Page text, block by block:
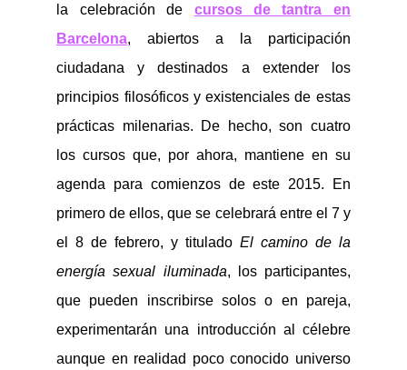
la celebración de cursos de tantra en
Barcelona, abiertos a la participación
ciudadana y destinados a extender los
principios filosóficos y existenciales de estas
prácticas milenarias. De hecho, son cuatro
los cursos que, por ahora, mantiene en su
agenda para comienzos de este 2015. En
primero de ellos, que se celebrará entre el 7 y
el 8 de febrero, y titulado El camino de la
energía sexual iluminada, los participantes,
que pueden inscribirse solos o en pareja,
experimentarán una introducción al célebre
aunque en realidad poco conocido universo